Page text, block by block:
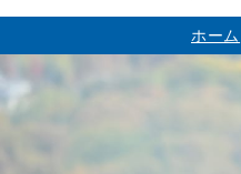
ホーム